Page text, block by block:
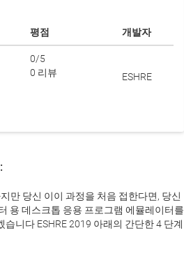
평점 개발자
0/5
0 리뷰
ESHRE
만 당신 이이 과정을 처음 접한다면, 당신
용 데스크톱 응용 프로그램 에뮬레이터를
니다 ESHRE 2019 아래의 간단한 4 단계